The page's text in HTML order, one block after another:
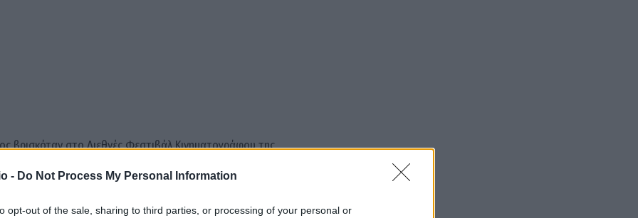
- Do Not Process My Personal Information
opt-out of the sale, sharing to third parties, or processing of your personal or
βρισκόταν στο Διεθνές Φεστιβάλ Κινηματογράφου της
του, ευχαρίστησε μέσω της συντρόφου του το
τη συμβολή τους στην επιτυχία της.